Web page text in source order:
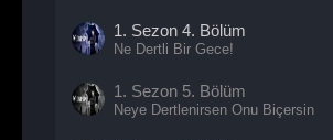
1. Sezon 4. Bölüm
Ne Dertli Bir Gece!
1. Sezon 5. Bölüm
Neye Dertlenirsen Onu Biçersin